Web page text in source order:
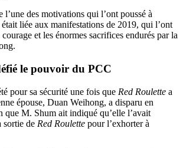
l’une des motivations qui l’ont poussé à
était liée aux manifestations de 2019, qui l’ont
et les énormes sacrifices endurés par la
le pouvoir du PCC
pour sa sécurité une fois que Red Roulette a
épouse, Duan Weihong, a disparu en
que M. Shum ait indiqué qu’elle l’avait
sortie de Red Roulette pour l’exhorter à